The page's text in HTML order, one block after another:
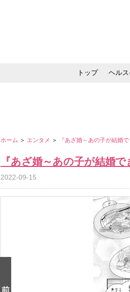
トップ ヘル
ホーム ＞ エンタメ ＞ 『あざ婚～あの子が結婚
『あざ婚～あの子が結婚
2022-09-15